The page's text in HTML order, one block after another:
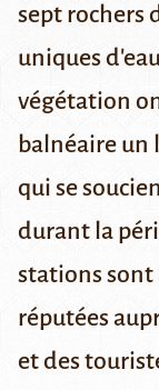
sept rochers
uniques
végétation
balnéaire un
qui se
durant la
stations
réputées
et des